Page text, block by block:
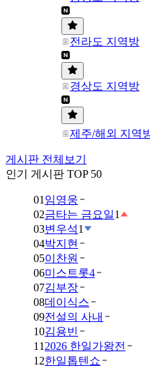
전라도 지역방
경상도 지역방
제주/해외 지역
게시판 전체보기
인기 게시판 TOP 50
01 임영웅
02금타는 금요일1
03변우석1
04박지현
05이찬원
06미스트롯4
07김부장
08데이식스
09전설의 사내
10김용빈
11 2026 한일가왕전
12한일톱텐쇼